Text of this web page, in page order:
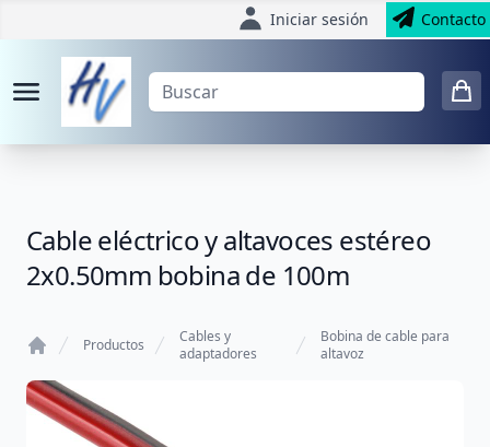
Iniciar sesión Contacto
Cable eléctrico y altavoces estéreo
2x0.50mm bobina de 100m
Productos
Cables y
adaptadores
Bobina de cable para
altavoz